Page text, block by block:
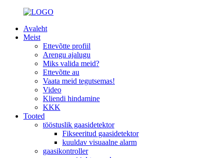
Avaleht
Meist
Ettevõtte profiil
Arengu ajalugu
Miks valida meid?
Ettevõtte au
Vaata meid tegutsemas!
Video
Kliendi hindamine
KKK
Tooted
tööstuslik gaasidetektor
Fikseeritud gaasidetektor
kuuldav visuaalne alarm
gaasikontroller